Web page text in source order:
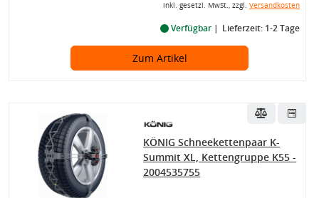
inkl. gesetzl. MwSt., zzgl. Versandkosten
Verfügbar Lieferzeit: 1-2 Tage
Zum Artikel
KÖNIG Schneekettenpaar K-
Summit XL, Kettengruppe K55 -
2004535755